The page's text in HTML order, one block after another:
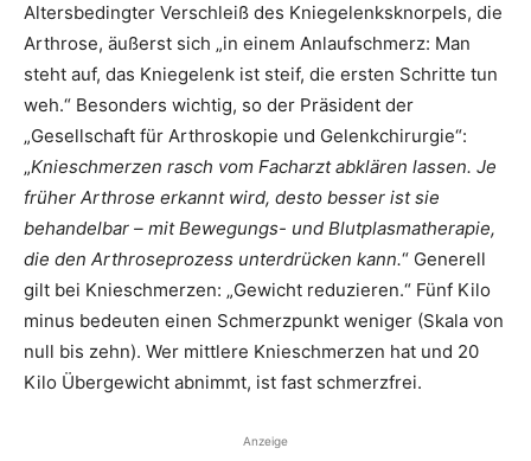
Altersbedingter Verschleiß des Kniegelenksknorpels, die
Arthrose, äußerst sich „in einem Anlaufschmerz: Man
steht auf, das Kniegelenk ist steif, die ersten Schritte tun
weh.“ Besonders wichtig, so der Präsident der
„Gesellschaft für Arthroskopie und Gelenkchirurgie“:
„Knieschmerzen rasch vom Facharzt abklären lassen. Je
früher Arthrose erkannt wird, desto besser ist sie
behandelbar – mit Bewegungs- und Blutplasmatherapie,
die den Arthroseprozess unterdrücken kann.“ Generell
gilt bei Knieschmerzen: „Gewicht reduzieren.“ Fünf Kilo
minus bedeuten einen Schmerzpunkt ­weniger (Skala von
null bis zehn). Wer mittlere Knieschmerzen hat und 20
Kilo Übergewicht abnimmt, ist fast schmerzfrei.
Anzeige